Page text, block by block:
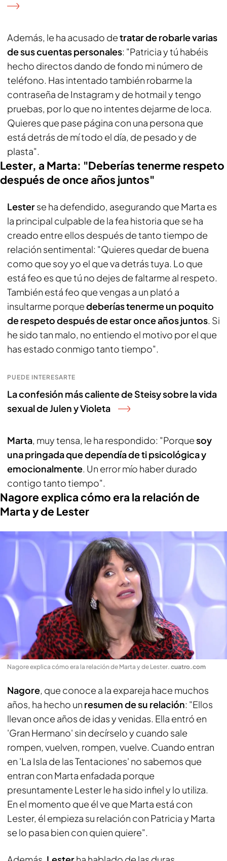
Además, le ha acusado detratar de robarle varias
de sus cuentas personales: "Patricia y tú habéis
hecho directos dando de fondo mi número de
teléfono. Has intentado también robarme la
contraseña de Instagram y de hotmail y tengo
pruebas, por lo que no intentes dejarme de loca.
Quieres que pase página con una persona que
está detrás de mí todo el día, de pesado y de
plasta".
Lester, a Marta: "Deberías tenerme respeto
después de once años juntos"
Lesterse ha defendido, asegurando que Marta es
la principal culpable de la fea historia que se ha
creado entre ellos después de tanto tiempo de
relación sentimental: "Quieres quedar de buena
como que soy yo el que va detrás tuya. Lo que
está feo es que tú no dejes de faltarme al respeto.
También está feo que vengas a un plató a
insultarme porquedeberías tenerme un poquito
de respeto después de estar once años juntos. Si
he sido tan malo, no entiendo el motivo por el que
has estado conmigo tanto tiempo".
PUEDE INTERESARTE
La confesión más caliente de Steisy sobre la vida
sexual de Julen y Violeta
Marta, muy tensa, le ha respondido: "Porquesoy
una pringada que dependía de ti psicológica y
emocionalmente. Un error mío haber durado
contigo tanto tiempo".
Nagore explica cómo era la relación de
Marta y de Lester
Nagore explica cómo era la relación de Marta y de Lester. cuatro.com
Nagore, que conoce a la expareja hace muchos
años, ha hecho un resumen de su relación: "Ellos
llevan once años de idas y venidas. Ella entró en
'Gran Hermano' sin decírselo y cuando sale
rompen, vuelven, rompen, vuelve. Cuando entran
en 'La Isla de las Tentaciones' no sabemos que
entran con Marta enfadada porque
presuntamente Lester le ha sido infiel y lo utiliza.
En el momento que él ve que Marta está con
Lester, él empieza su relación con Patricia y Marta
se lo pasa bien con quien quiere".